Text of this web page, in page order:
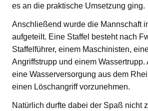
es an die praktische Umsetzung ging.
Anschließend wurde die Mannschaft
aufgeteilt. Eine Staffel besteht nach
Staffelführer, einem Maschinisten,
Angriffstrupp und einem Wassertrupp.
eine Wasserversorgung aus dem
einen Löschangriff vorzunehmen.
Natürlich durfte dabei der Spaß nicht